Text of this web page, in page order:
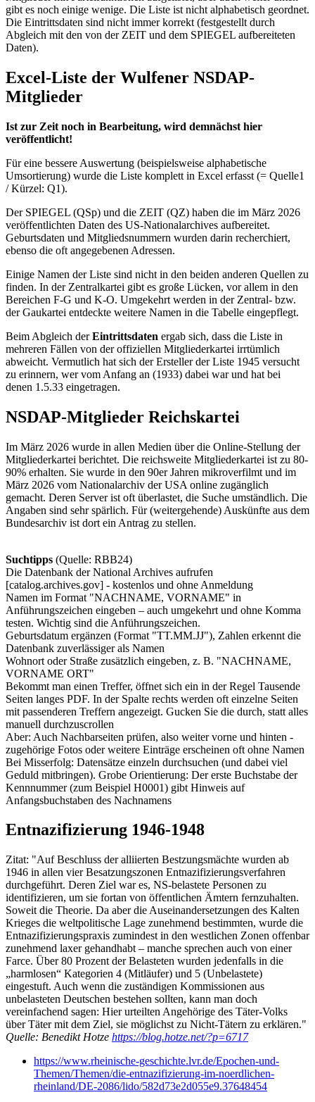
gibt es noch einige wenige. Die Liste ist nicht alphabetisch geordnet.
Die Eintrittsdaten sind nicht immer korrekt (festgestellt durch
Abgleich mit den von der ZEIT und dem SPIEGEL aufbereiteten
Daten).
Excel-Liste der Wulfener NSDAP-
Mitglieder
Ist zur Zeit noch in Bearbeitung, wird demnächst hier
veröffentlicht!
Für eine bessere Auswertung (beispielsweise alphabetische
Umsortierung) wurde die Liste komplett in Excel erfasst (= Quelle1
/ Kürzel: Q1).
Der SPIEGEL (QSp) und die ZEIT (QZ) haben die im März 2026
veröffentlichten Daten des US-Nationalarchives aufbereitet.
Geburtsdaten und Mitgliedsnummern wurden darin recherchiert,
ebenso die oft angegebenen Adressen.
Einige Namen der Liste sind nicht in den beiden anderen Quellen zu
finden. In der Zentralkartei gibt es große Lücken, vor allem in den
Bereichen F-G und K-O. Umgekehrt werden in der Zentral- bzw.
der Gaukartei entdeckte weitere Namen in die Tabelle eingepflegt.
Beim Abgleich derEintrittsdaten ergab sich, dass die Liste in
mehreren Fällen von der offiziellen Mitgliederkartei irrtümlich
abweicht. Vermutlich hat sich der Ersteller der Liste 1945 versucht
zu erinnern, wer vom Anfang an (1933) dabei war und hat bei
denen 1.5.33 eingetragen.
NSDAP-Mitglieder Reichskartei
Im März 2026 wurde in allen Medien über die Online-Stellung der
Mitgliederkartei berichtet. Die reichsweite Mitgliederkartei ist zu 80-
90% erhalten. Sie wurde in den 90er Jahren mikroverfilmt und im
März 2026 vom Nationalarchiv der USA online zugänglich
gemacht. Deren Server ist oft überlastet, die Suche umständlich. Die
Angaben sind sehr spärlich. Für (weitergehende) Auskünfte aus dem
Bundesarchiv ist dort ein Antrag zu stellen.
Suchtipps (Quelle: RBB24)
Die Datenbank der National Archives aufrufen
[catalog.archives.gov] - kostenlos und ohne Anmeldung
Namen im Format "NACHNAME, VORNAME" in
Anführungszeichen eingeben – auch umgekehrt und ohne Komma
testen. Wichtig sind die Anführungszeichen.
Geburtsdatum ergänzen (Format "TT.MM.JJ"), Zahlen erkennt die
Datenbank zuverlässiger als Namen
Wohnort oder Straße zusätzlich eingeben, z. B. "NACHNAME,
VORNAME ORT"
Bekommt man einen Treffer, öffnet sich ein in der Regel Tausende
Seiten langes PDF. In der Spalte rechts werden oft einzelne Seiten
mit passenderen Treffern angezeigt. Gucken Sie die durch, statt alles
manuell durchzuscrollen
Aber: Auch Nachbarseiten prüfen, also weiter vorne und hinten -
zugehörige Fotos oder weitere Einträge erscheinen oft ohne Namen
Bei Misserfolg: Datensätze einzeln durchsuchen (und dabei viel
Geduld mitbringen). Grobe Orientierung: Der erste Buchstabe der
Kennnummer (zum Beispiel H0001) gibt Hinweis auf
Anfangsbuchstaben des Nachnamens
Entnazifizierung 1946-1948
Zitat: "Auf Beschluss der alliierten Bestzungsmächte wurden ab
1946 in allen vier Besatzungszonen Entnazifizierungsverfahren
durchgeführt. Deren Ziel war es, NS-belastete Personen zu
identifizieren, um sie fortan von öffentlichen Ämtern fernzuhalten.
Soweit die Theorie. Da aber die Auseinandersetzungen des Kalten
Krieges die weltpolitische Lage zunehmend bestimmten, wurde die
Entnazifizierungspraxis zumindest in den westlichen Zonen offenbar
zunehmend laxer gehandhabt – manche sprechen auch von einer
Farce. Über 80 Prozent der Belasteten wurden jedenfalls in die
„harmlosen“ Kategorien 4 (Mitläufer) und 5 (Unbelastete)
eingestuft. Auch wenn die zuständigen Kommissionen aus
unbelasteten Deutschen bestehen sollten, kann man doch
vereinfachend sagen: Hier urteilten Angehörige des Täter-Volks
über Täter mit dem Ziel, sie möglichst zu Nicht-Tätern zu erklären."
Quelle: Benedikt Hotze https://blog.hotze.net/?p=6717
https://www.rheinische-geschichte.lvr.de/Epochen-und-
Themen/Themen/die-entnazifizierung-im-noerdlichen-
rheinland/DE-2086/lido/582d73e2d055e9.37648454